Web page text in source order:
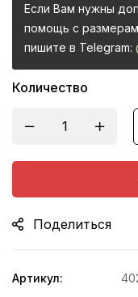
Если Вам нужны
помощь с
пишите в Telegram:
Количество
Поделиться
Артикул: